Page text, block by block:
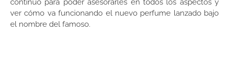
continuo para poder asesorarles en todos los aspectos y
ver cómo va funcionando el nuevo perfume lanzado bajo
el nombre del famoso.